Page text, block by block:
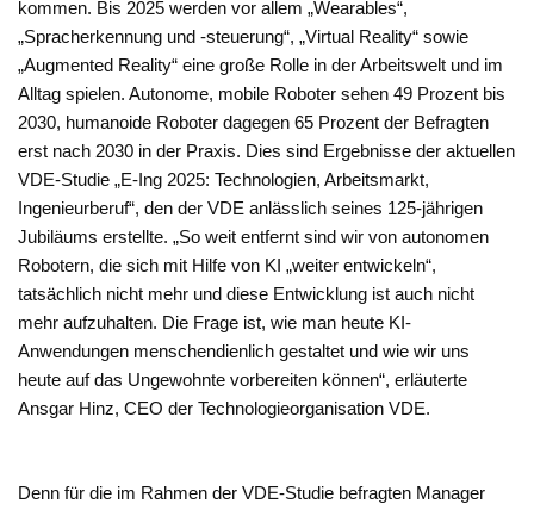
kommen. Bis 2025 werden vor allem „Wearables“,
„Spracherkennung und -steuerung“, „Virtual Reality“ sowie
„Augmented Reality“ eine große Rolle in der Arbeitswelt und im
Alltag spielen. Autonome, mobile Roboter sehen 49 Prozent bis
2030, humanoide Roboter dagegen 65 Prozent der Befragten
erst nach 2030 in der Praxis. Dies sind Ergebnisse der aktuellen
VDE-Studie „E-Ing 2025: Technologien, Arbeitsmarkt,
Ingenieurberuf“, den der VDE anlässlich seines 125-jährigen
Jubiläums erstellte. „So weit entfernt sind wir von autonomen
Robotern, die sich mit Hilfe von KI „weiter entwickeln“,
tatsächlich nicht mehr und diese Entwicklung ist auch nicht
mehr aufzuhalten. Die Frage ist, wie man heute KI-
Anwendungen menschendienlich gestaltet und wie wir uns
heute auf das Ungewohnte vorbereiten können“, erläuterte
Ansgar Hinz, CEO der Technologieorganisation VDE.
Denn für die im Rahmen der VDE-Studie befragten Manager